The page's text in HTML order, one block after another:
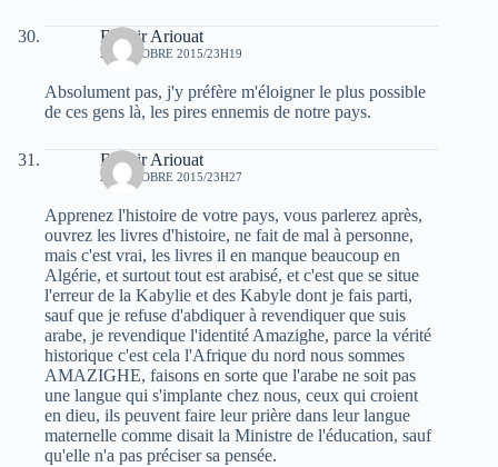
Bachir Ariouat
29 OCTOBRE 2015/23H19
Absolument pas, j'y préfère m'éloigner le plus possible
de ces gens là, les pires ennemis de notre pays.
Bachir Ariouat
29 OCTOBRE 2015/23H27
Apprenez l'histoire de votre pays, vous parlerez après,
ouvrez les livres d'histoire, ne fait de mal à personne,
mais c'est vrai, les livres il en manque beaucoup en
Algérie, et surtout tout est arabisé, et c'est que se situe
l'erreur de la Kabylie et des Kabyle dont je fais parti,
sauf que je refuse d'abdiquer à revendiquer que suis
arabe, je revendique l'identité Amazighe, parce la vérité
historique c'est cela l'Afrique du nord nous sommes
AMAZIGHE, faisons en sorte que l'arabe ne soit pas
une langue qui s'implante chez nous, ceux qui croient
en dieu, ils peuvent faire leur prière dans leur langue
maternelle comme disait la Ministre de l'éducation, sauf
qu'elle n'a pas préciser sa pensée.